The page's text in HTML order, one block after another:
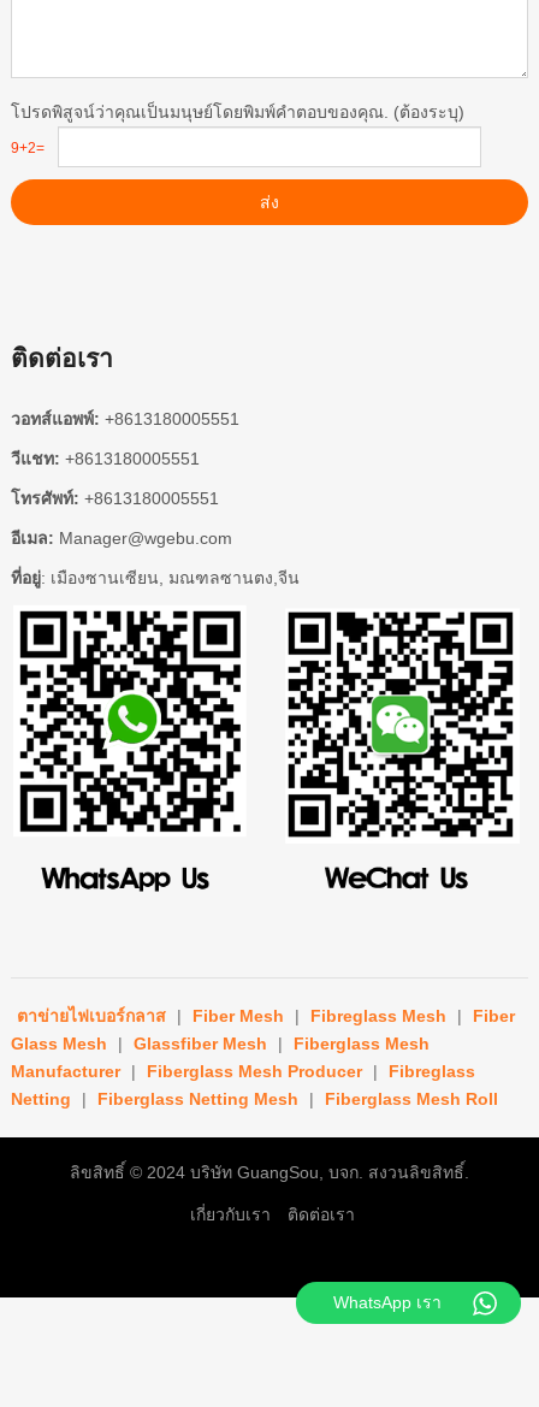
โปรดพิสูจน์ว่าคุณเป็นมนุษย์โดยพิมพ์คําตอบของคุณ. (ต้องระบุ)
9+2=
ส่ง
ติดต่อเรา
วอทส์แอพพ์: +8613180005551
วีแชท: +8613180005551
โทรศัพท์: +8613180005551
อีเมล: Manager@wgebu.com
ที่อยู่: เมืองซานเซียน, มณฑลซานตง,จีน
ตาข่ายไฟเบอร์กลาส | Fiber Mesh | Fibreglass Mesh |
Fiber
Glass Mesh
| Glassfiber Mesh |
Fiberglass Mesh
Manufacturer
| Fiberglass Mesh Producer |
Fibreglass
Netting
| Fiberglass Netting Mesh | Fiberglass Mesh Roll
ลิขสิทธิ์ © 2024 บริษัท GuangSou, บจก. สงวนลิขสิทธิ์.
เกี่ยวกับเรา ติดต่อเรา
WhatsApp เรา